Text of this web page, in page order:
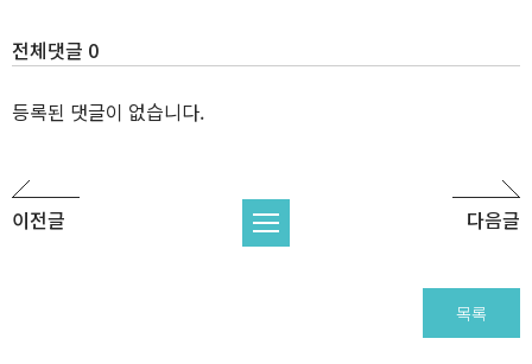
전체댓글 0
등록된 댓글이 없습니다.
이전글 다음글
목록